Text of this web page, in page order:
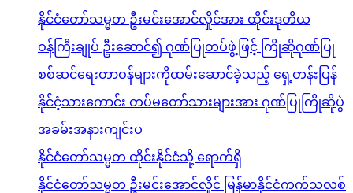
နိုင်ငံတော်သမ္မတ ဦးမင်းအောင်လှိုင်အား ထိုင်းဒုတိယ
ဝန်ကြီးချုပ် ဦးဆောင်၍ ဂုဏ်ပြုတပ်ဖွဲ့ဖြင့် ကြိုဆိုဂုဏ်ပြု
စစ်ဆင်ရေးတာဝန်များကိုထမ်းဆောင်ခဲ့သည့် ရှေ့တန်းပြန်
နိုင်ငံ့သားကောင်း တပ်မတော်သားများအား ဂုဏ်ပြုကြိုဆိုပွဲ
အခမ်းအနားကျင်းပ
နိုင်ငံတော်သမ္မတ ထိုင်းနိုင်ငံသို့ ရောက်ရှိ
နိုင်ငံတော်သမ္မတ ဦးမင်းအောင်လှိုင် မြန်မာနိုင်ငံကက်သလစ်